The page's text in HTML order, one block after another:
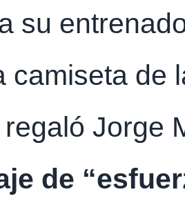
su
camiseta de
Jorge
de